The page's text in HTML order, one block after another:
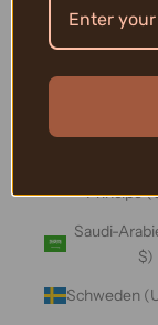
Salomonen
Sambia
Príncipe
Saudi-
$)
Schweden